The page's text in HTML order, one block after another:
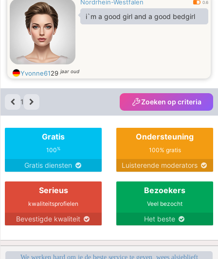
Nordrhein-Westfalen 0.6
i`m a good girl and a good bedgirl
Yvonne6129jaar oud
1 Zoeken op criteria
Gratis
100%
Gratis diensten
Ondersteuning
100% gratis
Luisterende moderators
Serieus
kwaliteitsprofielen
Bevestigde kwaliteit
Bezoekers
Veel bezocht
Het beste
We werken hard om je de beste service te geven, wees alsjeblieft